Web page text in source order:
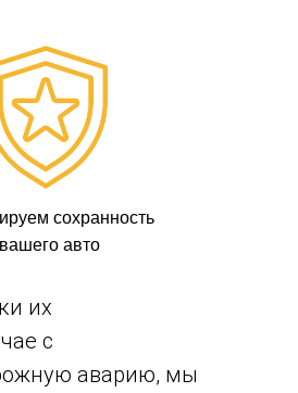
сохранность
вашего авто
их
с
аварию, мы